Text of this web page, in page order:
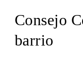
Consejo
barrio